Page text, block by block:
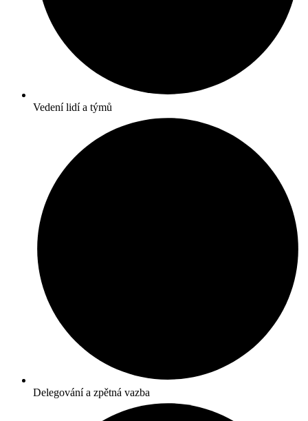
Vedení lidí a týmů
Delegování a zpětná vazba